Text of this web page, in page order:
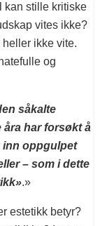
kan stille kritiske
vites ikke?
ikke vite.
og
såkalte
har forsøkt å
inn oppgulpet
– som i dette
.»
estetikk betyr?